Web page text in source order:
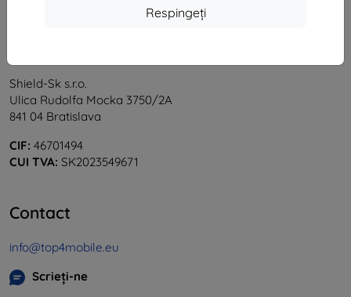
Respingeți
Shield-Sk s.r.o.
Ulica Rudolfa Mocka 3750/2A
841 04 Bratislava
CIF: 46701494
CUI TVA: SK2023549671
Contact
info@top4mobile.eu
Scrieți-ne